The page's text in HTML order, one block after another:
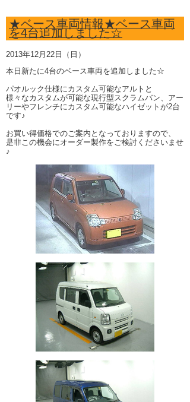
★ベース車両情報★ベース車両
を4台追加しました☆
2013年12月22日（日）
本日新たに4台のベース車両を追加しました☆
パオルック仕様にカスタム可能なアルトと
様々なカスタムが可能な現行型スクラムバン、アー
リーやフレンチにカスタム可能なハイゼットが2台
です♪
お買い得価格でのご案内となっておりますので、
是非この機会にオーダー製作をご検討くださいませ
♪